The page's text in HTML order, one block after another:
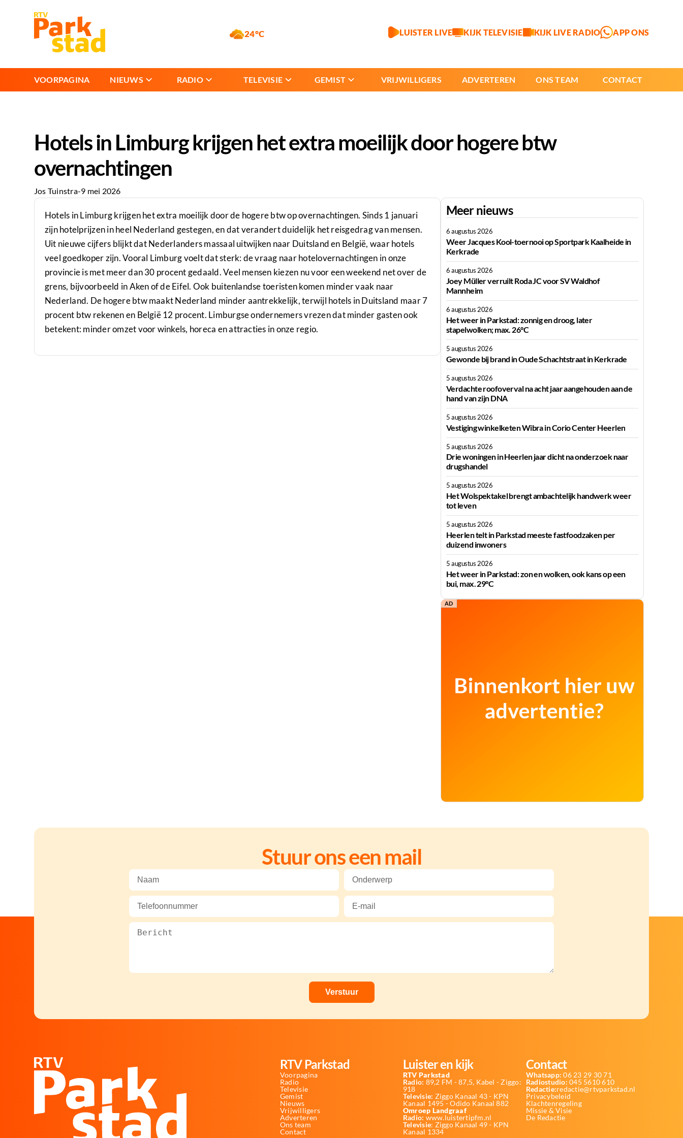
24°C LUISTER LIVE KIJK TELEVISIE KIJK LIVE RADIO APP ONS
VOORPAGINA NIEUWS RADIO TELEVISIE GEMIST VRIJWILLIGERS ADVERTEREN ONS TEAM CONTACT
Hotels in Limburg krijgen het extra moeilijk door hogere btw
overnachtingen
Jos Tuinstra-9 mei 2026
Hotels in Limburg krijgen het extra moeilijk door de hogere btw op overnachtingen. Sinds 1 januari
zijn hotelprijzen in heel Nederland gestegen, en dat verandert duidelijk het reisgedrag van mensen.
Uit nieuwe cijfers blijkt dat Nederlanders massaal uitwijken naar Duitsland en België, waar hotels
veel goedkoper zijn. Vooral Limburg voelt dat sterk: de vraag naar hotelovernachtingen in onze
provincie is met meer dan 30 procent gedaald. Veel mensen kiezen nu voor een weekend net over de
grens, bijvoorbeeld in Aken of de Eifel. Ook buitenlandse toeristen komen minder vaak naar
Nederland. De hogere btw maakt Nederland minder aantrekkelijk, terwijl hotels in Duitsland maar 7
procent btw rekenen en België 12 procent. Limburgse ondernemers vrezen dat minder gasten ook
betekent: minder omzet voor winkels, horeca en attracties in onze regio.
Meer nieuws
6 augustus 2026
Weer Jacques Kool-toernooi op Sportpark Kaalheide in
Kerkrade
6 augustus 2026
Joey Müller verruilt Roda JC voor SV Waldhof
Mannheim
6 augustus 2026
Het weer in Parkstad: zonnig en droog, later
stapelwolken; max. 26°C
5 augustus 2026
Gewonde bij brand in Oude Schachtstraat in Kerkrade
5 augustus 2026
Verdachte roofoverval na acht jaar aangehouden aan de
hand van zijn DNA
5 augustus 2026
Vestiging winkelketen Wibra in Corio Center Heerlen
5 augustus 2026
Drie woningen in Heerlen jaar dicht na onderzoek naar
drugshandel
5 augustus 2026
Het Wolspektakel brengt ambachtelijk handwerk weer
tot leven
5 augustus 2026
Heerlen telt in Parkstad meeste fastfoodzaken per
duizend inwoners
5 augustus 2026
Het weer in Parkstad: zon en wolken, ook kans op een
bui, max. 29°C
AD
Stuur ons een mail
RTV Parkstad
Voorpagina
Radio
Televisie
Gemist
Nieuws
Vrijwilligers
Adverteren
Ons team
Contact
Luister en kijk
RTV Parkstad
Radio: 89,2 FM - 87,5, Kabel - Ziggo:
918
Televisie: Ziggo Kanaal 43 - KPN
Kanaal 1495 - Odido Kanaal 882
Omroep Landgraaf
Radio: www.luistertipfm.nl
Televisie: Ziggo Kanaal 49 - KPN
Kanaal 1334
Contact
Whatsapp: 06 23 29 30 71
Radiostudio: 045 5610 610
Redactie:redactie@rtvparkstad.nl
Privacybeleid
Klachtenregeling
Missie & Visie
De Redactie